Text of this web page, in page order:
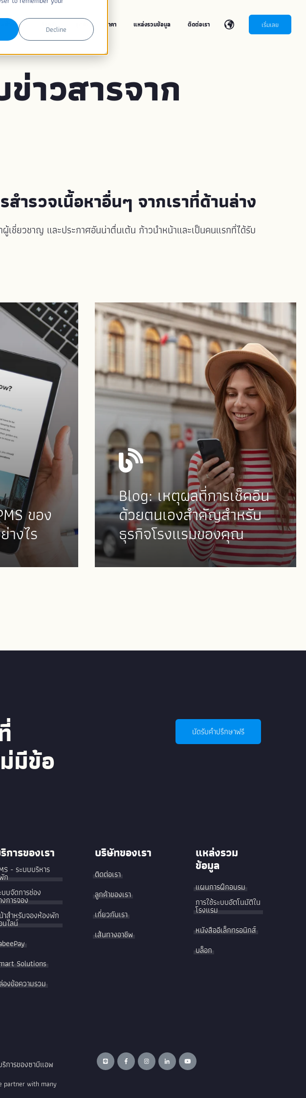
Decline
พสำหรับ... ราคา แหล่งรวมข้อมูล ติดต่อเรา เริ่มเลย
าวสารจาก
ำรวจเนื้อหาอื่นๆ จากเราที่ด้านล่าง
เชี่ยวชาญ และประกาศอันน่าตื่นเต้น ก้าวนำหน้าและเป็นคนแรกที่ได้รับ
ของ
งไร
Blog: เหตุผลที่การเช็คอิน
ด้วยตนเองสำคัญสำหรับ
ธุรกิจโรงแรมของคุณ
มีข้อ
นัดรับคำปรึกษาฟรี
การของเรา
- ระบบบริหาร
ก
บบจัดการช่อง
งการจอง
าสำหรับจองห้องพัก
นไลน์
Solutions
องข้อความรวม
บริษัทของเรา
ติดต่อเรา
ลูกค้าของเรา
เกี่ยวกับเรา
เส้นทางอาชีพ
แหล่งรวม
ข้อมูล
แผนการฝึกอบรม
การใช้ระบบอัตโนมัติใน
โรงแรม
หนังสืออีเล็กทรอนิกส์
บล็อก
การของซาบีแอพ
partner with many